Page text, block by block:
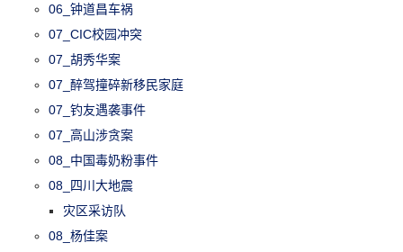
06_钟道昌车祸
07_CIC校园冲突
07_胡秀华案
07_醉驾撞碎新移民家庭
07_钓友遇袭事件
07_高山涉贪案
08_中国毒奶粉事件
08_四川大地震
灾区采访队
08_杨佳案